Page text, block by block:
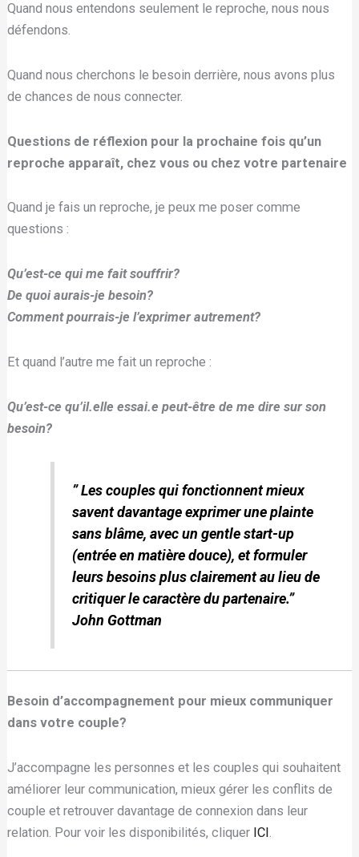
Quand nous entendons seulement le reproche, nous nous
défendons.
Quand nous cherchons le besoin derrière, nous avons plus
de chances de nous connecter.
Questions de réflexion pour la prochaine fois qu’un
reproche apparaît, chez vous ou chez votre partenaire
Quand je fais un reproche, je peux me poser comme
questions :
Qu’est-ce qui me fait souffrir?
De quoi aurais-je besoin?
Comment pourrais-je l’exprimer autrement?
Et quand l’autre me fait un reproche :
Qu’est-ce qu’il.elle essai.e peut-être de me dire sur son
besoin?
” Les couples qui fonctionnent mieux
savent davantageexprimer une plainte
sans blâme, avec un gentle start-up
(entrée en matière douce), et formuler
leurs besoins plus clairement au lieu de
critiquer le caractère du partenaire.”
John Gottman
Besoin d’accompagnement pour mieux communiquer
dans votre couple?
J’accompagne les personnes et les couples qui souhaitent
améliorer leur communication, mieux gérer les conflits de
couple et retrouver davantage de connexion dans leur
relation. Pour voir les disponibilités, cliquer ICI.